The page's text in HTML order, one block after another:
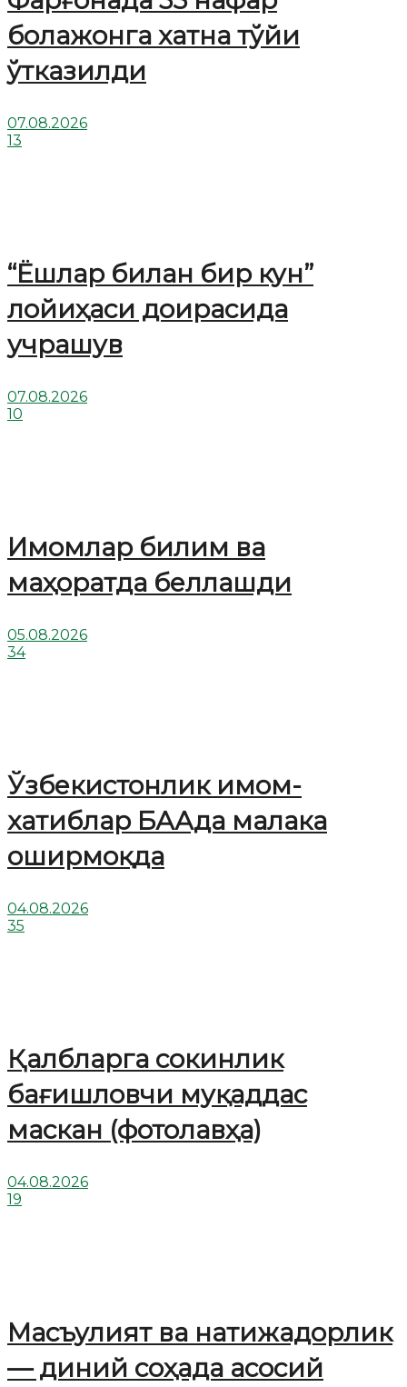
болажонга хатна тўйи
ўтказилди
07.08.2026
13
“Ёшлар билан бир кун”
лойиҳаси доирасида
учрашув
07.08.2026
10
Имомлар билим ва
маҳоратда беллашди
05.08.2026
34
Ўзбекистонлик имом-
хатиблар БААда малака
оширмоқда
04.08.2026
35
Қалбларга сокинлик
бағишловчи муқаддас
маскан (фотолавҳа)
04.08.2026
19
Масъулият ва натижадорлик
— диний соҳада асосий